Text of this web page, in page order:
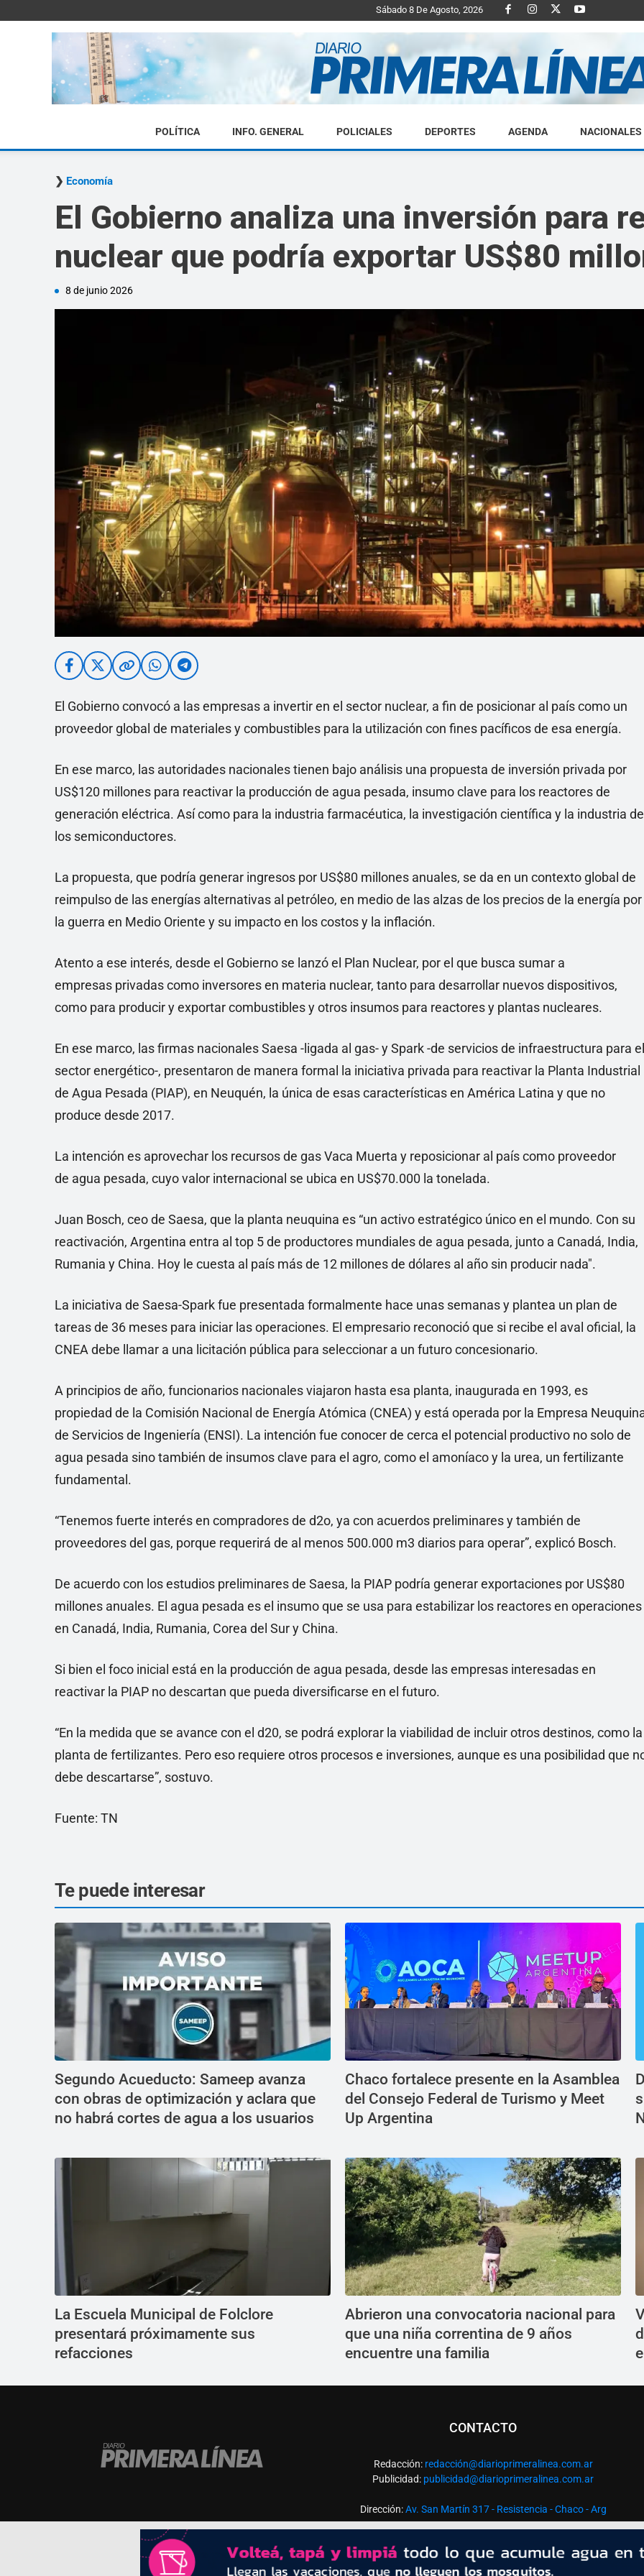
Sábado 8 De Agosto, 2026
Diario
Primera
POLÍTICA INFO. GENERAL POLICIALES DEPORTES AGENDA NACIONALES
Economía
El Gobierno analiza una inversión para
nuclear que podría exportar US$80
8 de junio 2026
El Gobierno convocó a las empresas a invertir en el sector nuclear, a fin de posicionar al país como un
proveedor global de materiales y combustibles para la utilización con fines pacíficos de esa energía.
En ese marco, las autoridades nacionales tienen bajo análisis una propuesta de inversión privada por
US$120 millones para reactivar la producción de agua pesada, insumo clave para los reactores de
generación eléctrica. Así como para la industria farmacéutica, la investigación científica y la industria de
los semiconductores.
La propuesta, que podría generar ingresos por US$80 millones anuales, se da en un contexto global de
reimpulso de las energías alternativas al petróleo, en medio de las alzas de los precios de la energía por
la guerra en Medio Oriente y su impacto en los costos y la inflación.
Atento a ese interés, desde el Gobierno se lanzó el Plan Nuclear, por el que busca sumar a
empresas privadas como inversores en materia nuclear, tanto para desarrollar nuevos dispositivos,
como para producir y exportar combustibles y otros insumos para reactores y plantas nucleares.
En ese marco, las firmas nacionales Saesa -ligada al gas- y Spark -de servicios de infraestructura para el
sector energético-, presentaron de manera formal la iniciativa privada para reactivar la Planta Industrial
de Agua Pesada (PIAP), en Neuquén, la única de esas características en América Latina y que no
produce desde 2017.
La intención es aprovechar los recursos de gas Vaca Muerta y reposicionar al país como proveedor
de agua pesada, cuyo valor internacional se ubica en US$70.000 la tonelada.
Juan Bosch, ceo de Saesa, que la planta neuquina es “un activo estratégico único en el mundo. Con su
reactivación, Argentina entra al top 5 de productores mundiales de agua pesada, junto a Canadá, India,
Rumania y China. Hoy le cuesta al país más de 12 millones de dólares al año sin producir nada".
La iniciativa de Saesa-Spark fue presentada formalmente hace unas semanas y plantea un plan de
tareas de 36 meses para iniciar las operaciones. El empresario reconoció que si recibe el aval oficial, la
CNEA debe llamar a una licitación pública para seleccionar a un futuro concesionario.
A principios de año, funcionarios nacionales viajaron hasta esa planta, inaugurada en 1993, es
propiedad de la Comisión Nacional de Energía Atómica (CNEA) y está operada por la Empresa
de Servicios de Ingeniería (ENSI). La intención fue conocer de cerca el potencial productivo no solo de
agua pesada sino también de insumos clave para el agro, como el amoníaco y la urea, un fertilizante
fundamental.
“Tenemos fuerte interés en compradores de d2o, ya con acuerdos preliminares y también de
proveedores del gas, porque requerirá de al menos 500.000 m3 diarios para operar”, explicó Bosch.
De acuerdo con los estudios preliminares de Saesa, la PIAP podría generar exportaciones por US$80
millones anuales. El agua pesada es el insumo que se usa para estabilizar los reactores en operaciones
en Canadá, India, Rumania, Corea del Sur y China.
Si bien el foco inicial está en la producción de agua pesada, desde las empresas interesadas en
reactivar la PIAP no descartan que pueda diversificarse en el futuro.
“En la medida que se avance con el d20, se podrá explorar la viabilidad de incluir otros destinos, como la
planta de fertilizantes. Pero eso requiere otros procesos e inversiones, aunque es una posibilidad que
debe descartarse”, sostuvo.
Fuente: TN
Te puede interesar
Segundo Acueducto: Sameep avanza
con obras de optimización y aclara que
no habrá cortes de agua a los usuarios
Chaco fortalece presente en la Asamblea
del Consejo Federal de Turismo y Meet
Up Argentina
La Escuela Municipal de Folclore
presentará próximamente sus
refacciones
Abrieron una convocatoria nacional para
que una niña correntina de 9 años
encuentre una familia
CONTACTO
Redacción: redacción@diarioprimeralinea.com.ar
Publicidad: publicidad@diarioprimeralinea.com.ar
Dirección:Av. San Martín 317 - Resistencia - Chaco - Arg